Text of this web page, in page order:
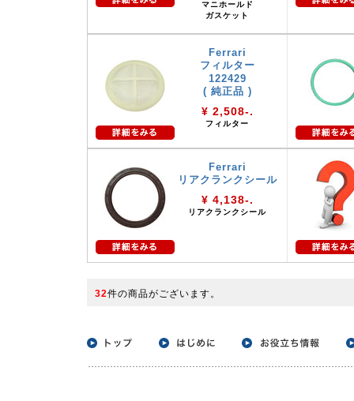
マニホールド
ガスケット
Ferrari
フィルター
122429
( 純正品 )
¥ 2,508-.
フィルター
Ferrari
リアクランクシール
¥ 4,138-.
リアクランクシール
32件の商品がございます。